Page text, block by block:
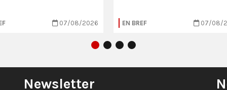
07/08/2026 EN BREF 07/08/
Newsletter